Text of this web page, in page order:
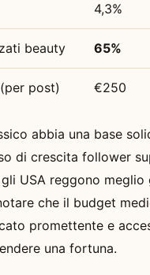
4,3%
beauty 65%
post) €250
abbia una base
di crescita follower
USA reggono
che il budget
promettente e
una fortuna.